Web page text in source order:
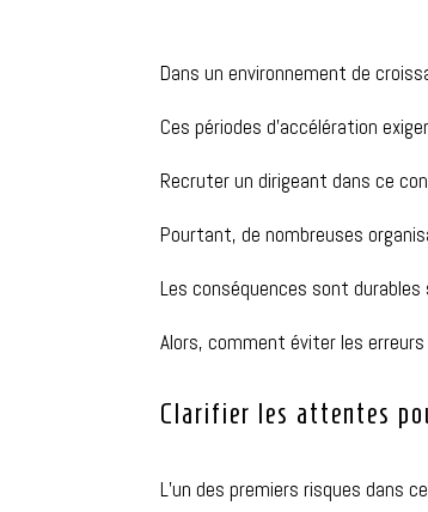
Dans un environnement de
Ces périodes d’accélération
Recruter un dirigeant dans ce
Pourtant, de nombreuses
Les conséquences sont
Alors, comment éviter les
Clarifier les attentes
L’un des premiers risques dans